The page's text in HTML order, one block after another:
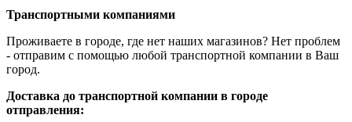
Транспортными компаниями
Проживаете в городе, где нет наших магазинов? Нет проблем
- отправим с помощью любой транспортной компании в Ваш
город.
Доставка до транспортной компании в городе
отправления: